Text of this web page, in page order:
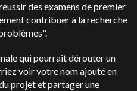
des examens de premier
contribuer à la recherche
qui pourrait dérouter un
voir votre nom ajouté en
projet et partager une